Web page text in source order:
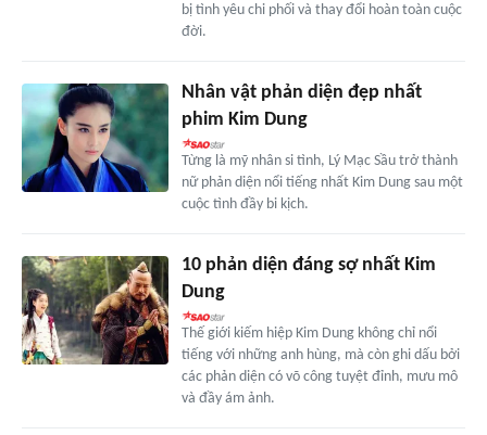
bị tình yêu chi phối và thay đổi hoàn toàn cuộc
đời.
Nhân vật phản diện đẹp nhất
phim Kim Dung
Từng là mỹ nhân si tình, Lý Mạc Sầu trở thành
nữ phản diện nổi tiếng nhất Kim Dung sau một
cuộc tình đầy bi kịch.
10 phản diện đáng sợ nhất Kim
Dung
Thế giới kiếm hiệp Kim Dung không chỉ nổi
tiếng với những anh hùng, mà còn ghi dấu bởi
các phản diện có võ công tuyệt đỉnh, mưu mô
và đầy ám ảnh.